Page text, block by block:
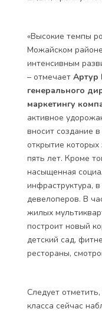
«Высокие темпы
Можайском
интенсивным
– отмечает Артур
генерального
маркетингу
активное
вносит создание
открытие
пять лет. Кроме
насыщенная
инфраструктура,
девелоперов. В
жилых
построит новый
детский сад,
рестораны,
Следует
класса сейчас